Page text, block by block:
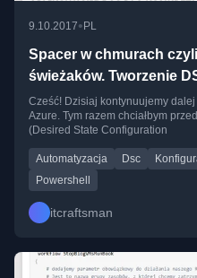
9.10.2017• PL
Spacer w chmurach
świeżaków. Tworzenie
Configuration cz.5
Cześć! Dzisiaj kontynuujemy
Azure. Tym razem chciałbym
(Desired State Configuration
Automatyzacja Dsc
Powershell
itcraftsman